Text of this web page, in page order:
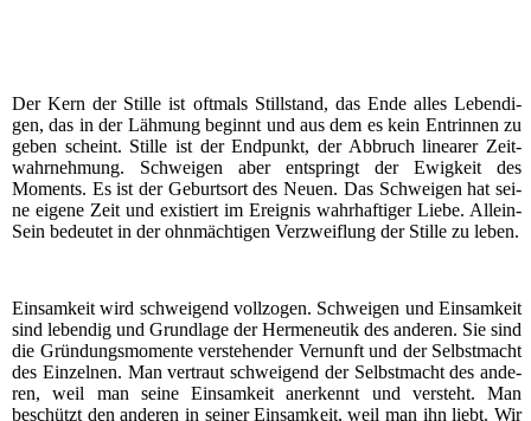
Der Kern der Stil­le ist oft­mals Still­stand, das Ende alles Leben­di­
gen, das in der Läh­mung beginnt und aus dem es kein Ent­rin­nen zu
geben scheint. Stil­le ist der End­punkt, der Abbruch linea­rer Zeit­
wahr­neh­mung. Schwei­gen aber ent­springt der Ewig­keit des
Moments. Es ist der Geburts­ort des Neu­en. Das Schwei­gen hat sei­
ne eige­ne Zeit und exis­tiert im Ereig­nis wahr­haf­ti­ger Lie­be. Allein-
Sein bedeu­tet in der ohn­mäch­ti­gen Ver­zweif­lung der Stil­le zu leben.
Ein­sam­keit wird schwei­gend voll­zo­gen. Schwei­gen und Ein­sam­keit
sind leben­dig und Grund­la­ge der Her­me­neu­tik des ande­ren. Sie sind
die Grün­dungs­mo­men­te ver­ste­hen­der Ver­nunft und der Selbst­macht
des Ein­zel­nen. Man ver­traut schwei­gend der Selbst­macht des ande­
ren, weil man sei­ne Ein­sam­keit aner­kennt und ver­steht. Man
beschützt den ande­ren in sei­ner Ein­sam­keit, weil man ihn liebt. Wir